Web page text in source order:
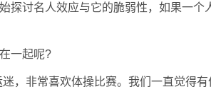
探讨名人效应与它的脆弱性，如果一个
一起呢?
，非常喜欢体操比赛。我们一直觉得